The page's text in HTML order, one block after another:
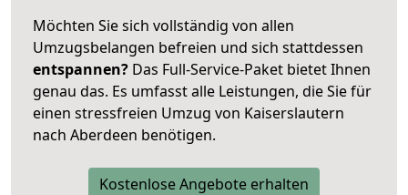
Möchten Sie sich vollständig von allen
Umzugsbelangen befreien und sich stattdessen
entspannen? Das Full-Service-Paket bietet Ihnen
genau das. Es umfasst alle Leistungen, die Sie für
einen stressfreien Umzug von Kaiserslautern
nach Aberdeen benötigen.
Kostenlose Angebote erhalten